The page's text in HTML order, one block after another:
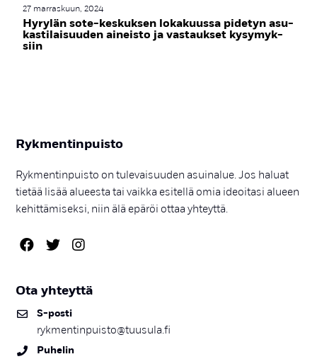
27 marraskuun, 2024
Hy­ry­län so­te-kes­kuk­sen lo­ka­kuus­sa pi­de­tyn asu­
kas­ti­lai­suu­den ai­neis­to ja vas­tauk­set ky­sy­myk­
siin
Ryk­men­tin­puis­to
Rykmentinpuisto on tulevaisuuden asuinalue. Jos haluat
tietää lisää alueesta tai vaikka esitellä omia ideoitasi alueen
kehittämiseksi, niin älä epäröi ottaa yhteyttä.
Ota yh­teyt­tä
S-pos­ti
rykmentinpuisto@tuusula.fi
Pu­he­lin